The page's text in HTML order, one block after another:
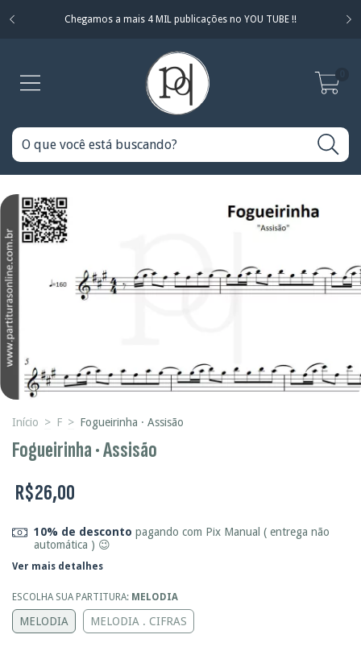
Chegamos a mais 4 MIL publicações no YOU TUBE !!
Início > F > Fogueirinha · Assisão
Fogueirinha · Assisão
R$26,00
10% de desconto pagando com Pix Manual ( entrega não
automática ) 😉
Ver mais detalhes
ESCOLHA SUA PARTITURA: MELODIA
MELODIA MELODIA . CIFRAS